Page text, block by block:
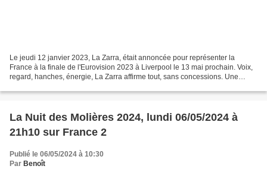
Le jeudi 12 janvier 2023, La Zarra, était annoncée pour représenter la
France à la finale de l'Eurovision 2023 à Liverpool le 13 mai prochain. Voix,
regard, hanches, énergie, La Zarra affirme tout, sans concessions. Une
La Nuit des Molières 2024, lundi 06/05/2024 à
21h10 sur France 2
Publié le 06/05/2024 à 10:30
Par Benoît